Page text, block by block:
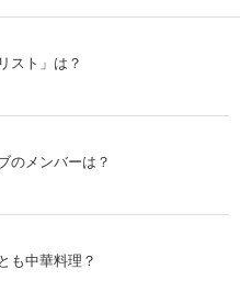
スト」は？
のメンバーは？
も中華料理？